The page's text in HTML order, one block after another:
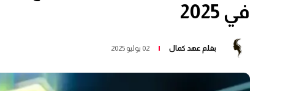
في 2025
بقلم عهد كمال 02 يوليو 2025